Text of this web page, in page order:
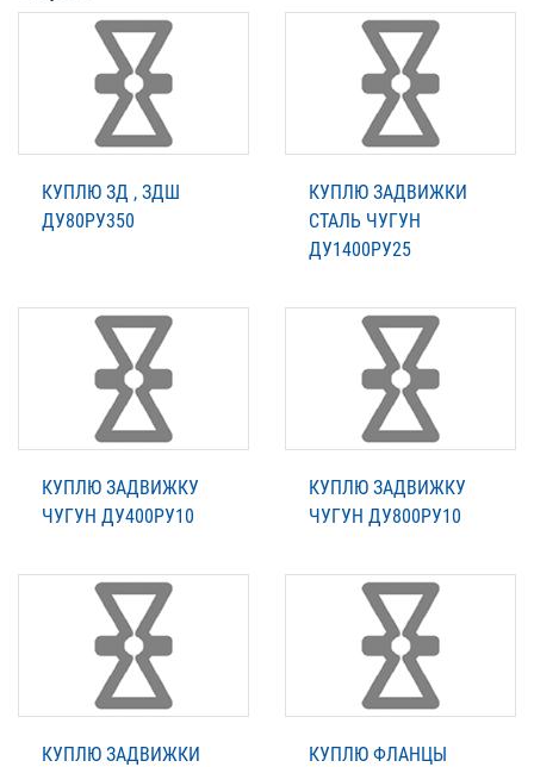
КУПЛЮ ЗД , ЗДШ
ДУ80РУ350
КУПЛЮ ЗАДВИЖКИ
СТАЛЬ ЧУГУН
ДУ1400РУ25
КУПЛЮ ЗАДВИЖКУ
ЧУГУН ДУ400РУ10
КУПЛЮ ЗАДВИЖКУ
ЧУГУН ДУ800РУ10
КУПЛЮ ЗАДВИЖКИ
КУПЛЮ ФЛАНЦЫ